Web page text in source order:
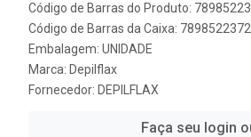
Código de Barras do Produto:
Código de Barras da Caixa:
Embalagem: UNIDADE
Marca: Depilflax
Fornecedor: DEPILFLAX
Faça seu login